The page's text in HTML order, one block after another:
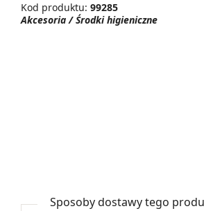
Kod produktu: 99285
Akcesoria / Środki higieniczne
Sposoby dostawy tego